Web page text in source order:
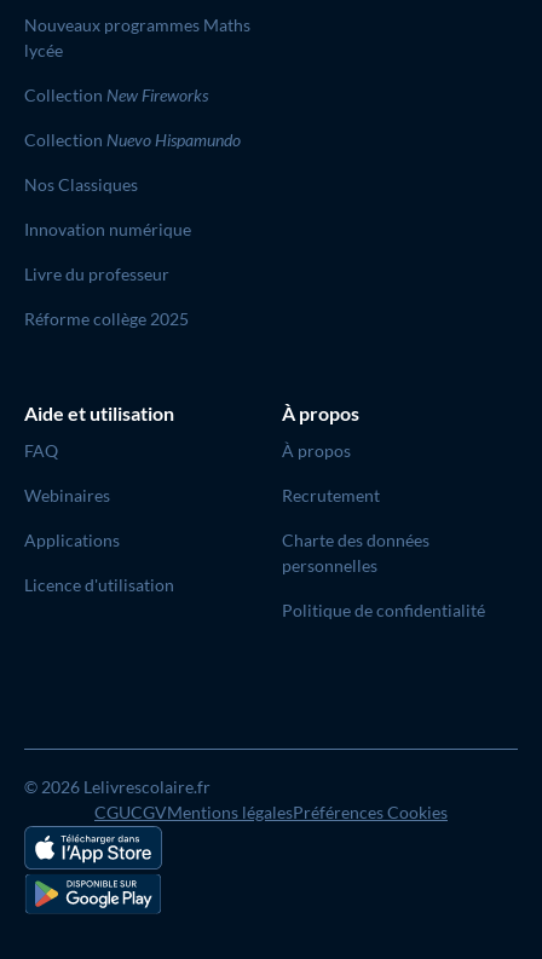
Nouveaux programmes Maths
lycée
Collection New Fireworks
Collection Nuevo Hispamundo
Nos Classiques
Innovation numérique
Livre du professeur
Réforme collège 2025
Aide et utilisation
FAQ
Webinaires
Applications
Licence d'utilisation
À propos
À propos
Recrutement
Charte des données
personnelles
Politique de confidentialité
© 2026 Lelivrescolaire.fr
CGUCGVMentions légalesPréférences Cookies